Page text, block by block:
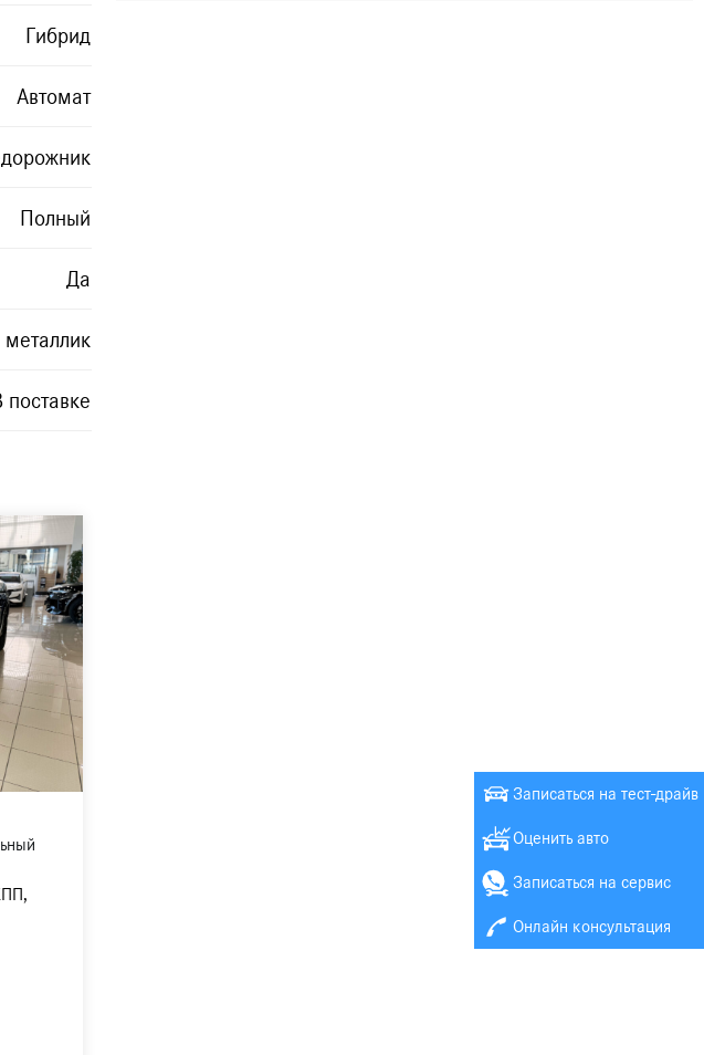
Гибрид
Автомат
Полный
Да
поставке
Записаться на тест-драйв
Оценить авто
Записаться на сервис
Онлайн консультация